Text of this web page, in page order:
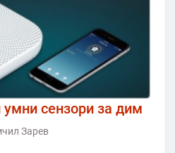
умни сензори за дим
Зарев